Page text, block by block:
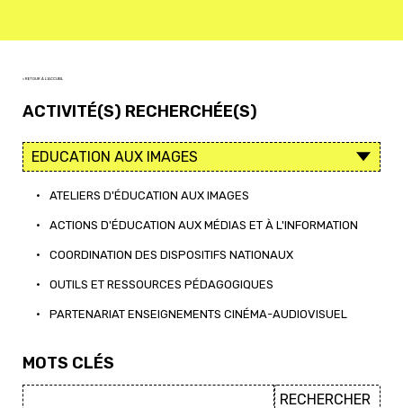
< RETOUR À L'ACCUEIL
ACTIVITÉ(S) RECHERCHÉE(S)
• ATELIERS D'ÉDUCATION AUX IMAGES
• ACTIONS D'ÉDUCATION AUX MÉDIAS ET À L'INFORMATION
• COORDINATION DES DISPOSITIFS NATIONAUX
• OUTILS ET RESSOURCES PÉDAGOGIQUES
• PARTENARIAT ENSEIGNEMENTS CINÉMA-AUDIOVISUEL
MOTS CLÉS